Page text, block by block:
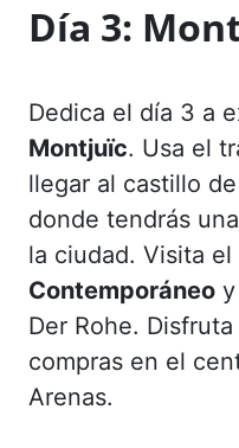
Día 3:
Dedica el día 3 a
Montjuïc. Usa el
llegar al castillo de
donde tendrás
la ciudad. Visita el
Contemporáneo
Der Rohe.
compras en el
Arenas.